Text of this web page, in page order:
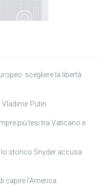
scegliere la libertà
Putin
più tesi tra Vaticano e
lo storico Snyder accusa
capire l’America